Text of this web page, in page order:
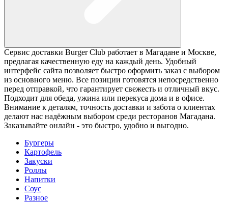
Сервис доставки Burger Club работает в Магадане и Москве,
предлагая качественную еду на каждый день. Удобный
интерфейс сайта позволяет быстро оформить заказ с выбором
из основного меню. Все позиции готовятся непосредственно
перед отправкой, что гарантирует свежесть и отличный вкус.
Подходит для обеда, ужина или перекуса дома и в офисе.
Внимание к деталям, точность доставки и забота о клиентах
делают нас надёжным выбором среди ресторанов Магадана.
Заказывайте онлайн - это быстро, удобно и выгодно.
Бургеры
Картофель
Закуски
Роллы
Напитки
Соус
Разное